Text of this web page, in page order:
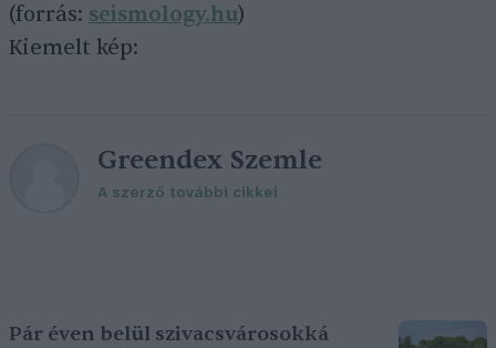
(forrás: seismology.hu)
Kiemelt kép:
Greendex Szemle
A szerző további cikkei
Pár éven belül szivacsvárosokká